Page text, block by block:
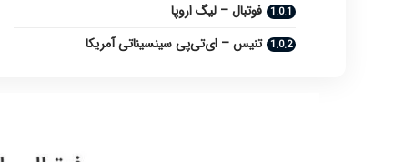
فوتبال – لیگ اروپا
تنیس – ای‌تی‌پی سینسیناتی آمریکا